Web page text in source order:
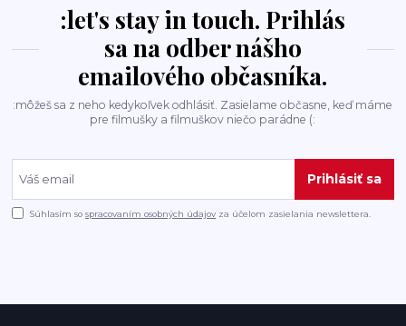
:let's stay in touch. Prihlás
sa na odber nášho
emailového občasníka.
:môžeš sa z neho kedykoľvek odhlásiť. Zasielame občasne, keď máme
pre filmušky a filmuškov niečo parádne (:
Prihlásiť sa
Súhlasím sospracovaním osobných údajov za účelom zasielania newslettera.